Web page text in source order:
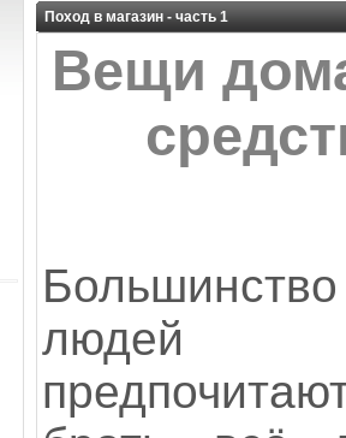
Поход в магазин - часть 1
Вещи
Большинство
людей